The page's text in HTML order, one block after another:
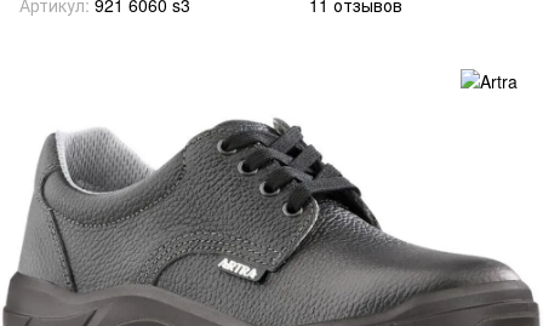
Артикул: 921 6060 s3 11 отзывов